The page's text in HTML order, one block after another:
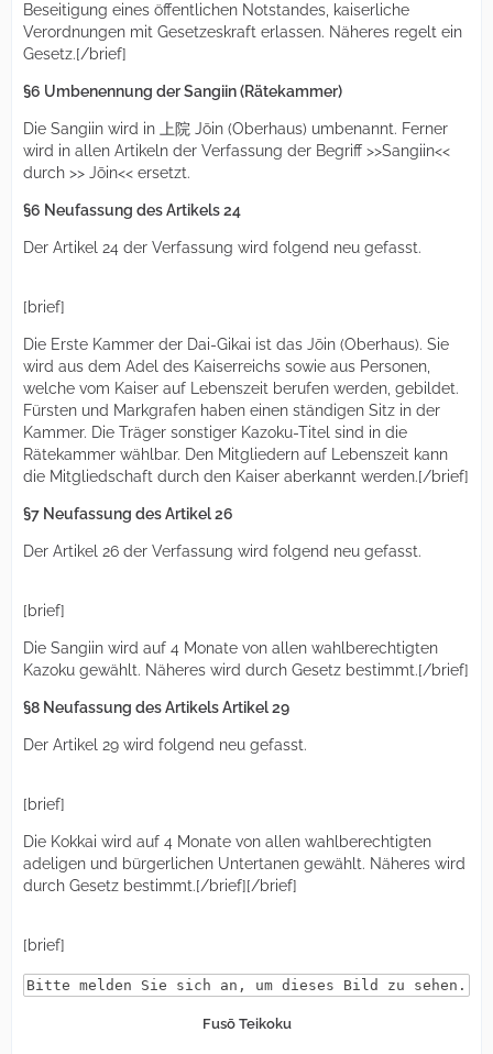
Beseitigung eines öffentlichen Notstandes, kaiserliche
Verordnungen mit Gesetzeskraft erlassen. Näheres regelt ein
Gesetz.[/brief]
§6 Umbenennung der Sangiin (Rätekammer)
Die Sangiin wird in 上院 Jōin (Oberhaus) umbenannt. Ferner
wird in allen Artikeln der Verfassung der Begriff >>Sangiin<<
durch >> Jōin<< ersetzt.
§6 Neufassung des Artikels 24
Der Artikel 24 der Verfassung wird folgend neu gefasst.
[brief]
Die Erste Kammer der Dai-Gikai ist das Jōin (Oberhaus). Sie
wird aus dem Adel des Kaiserreichs sowie aus Personen,
welche vom Kaiser auf Lebenszeit berufen werden, gebildet.
Fürsten und Markgrafen haben einen ständigen Sitz in der
Kammer. Die Träger sonstiger Kazoku-Titel sind in die
Rätekammer wählbar. Den Mitgliedern auf Lebenszeit kann
die Mitgliedschaft durch den Kaiser aberkannt werden.[/brief]
§7 Neufassung des Artikel 26
Der Artikel 26 der Verfassung wird folgend neu gefasst.
[brief]
Die Sangiin wird auf 4 Monate von allen wahlberechtigten
Kazoku gewählt. Näheres wird durch Gesetz bestimmt.[/brief]
§8 Neufassung des Artikels Artikel 29
Der Artikel 29 wird folgend neu gefasst.
[brief]
Die Kokkai wird auf 4 Monate von allen wahlberechtigten
adeligen und bürgerlichen Untertanen gewählt. Näheres wird
durch Gesetz bestimmt.[/brief][/brief]
[brief]
Bitte melden Sie sich an, um dieses Bild zu sehen.
Fusō Teikoku